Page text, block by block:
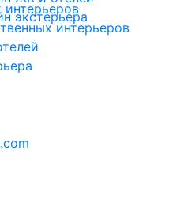
интерьеров
экстерьера